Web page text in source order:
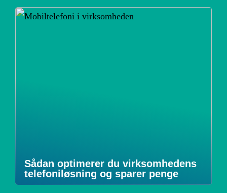
Sådan optimerer du virksomhedens
telefoniløsning og sparer penge